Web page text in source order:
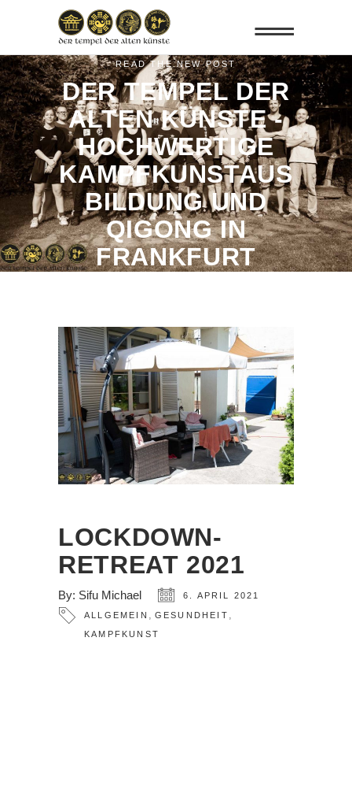
READ THE NEW POST
DER TEMPEL DER
ALTEN KÜNSTE -
HOCHWERTIGE
KAMPFKUNSTAUS
BILDUNG UND
QIGONG IN
FRANKFURT
LOCKDOWN-
RETREAT 2021
By: Sifu Michael 6. APRIL 2021
ALLGEMEIN , GESUNDHEIT ,
KAMPFKUNST